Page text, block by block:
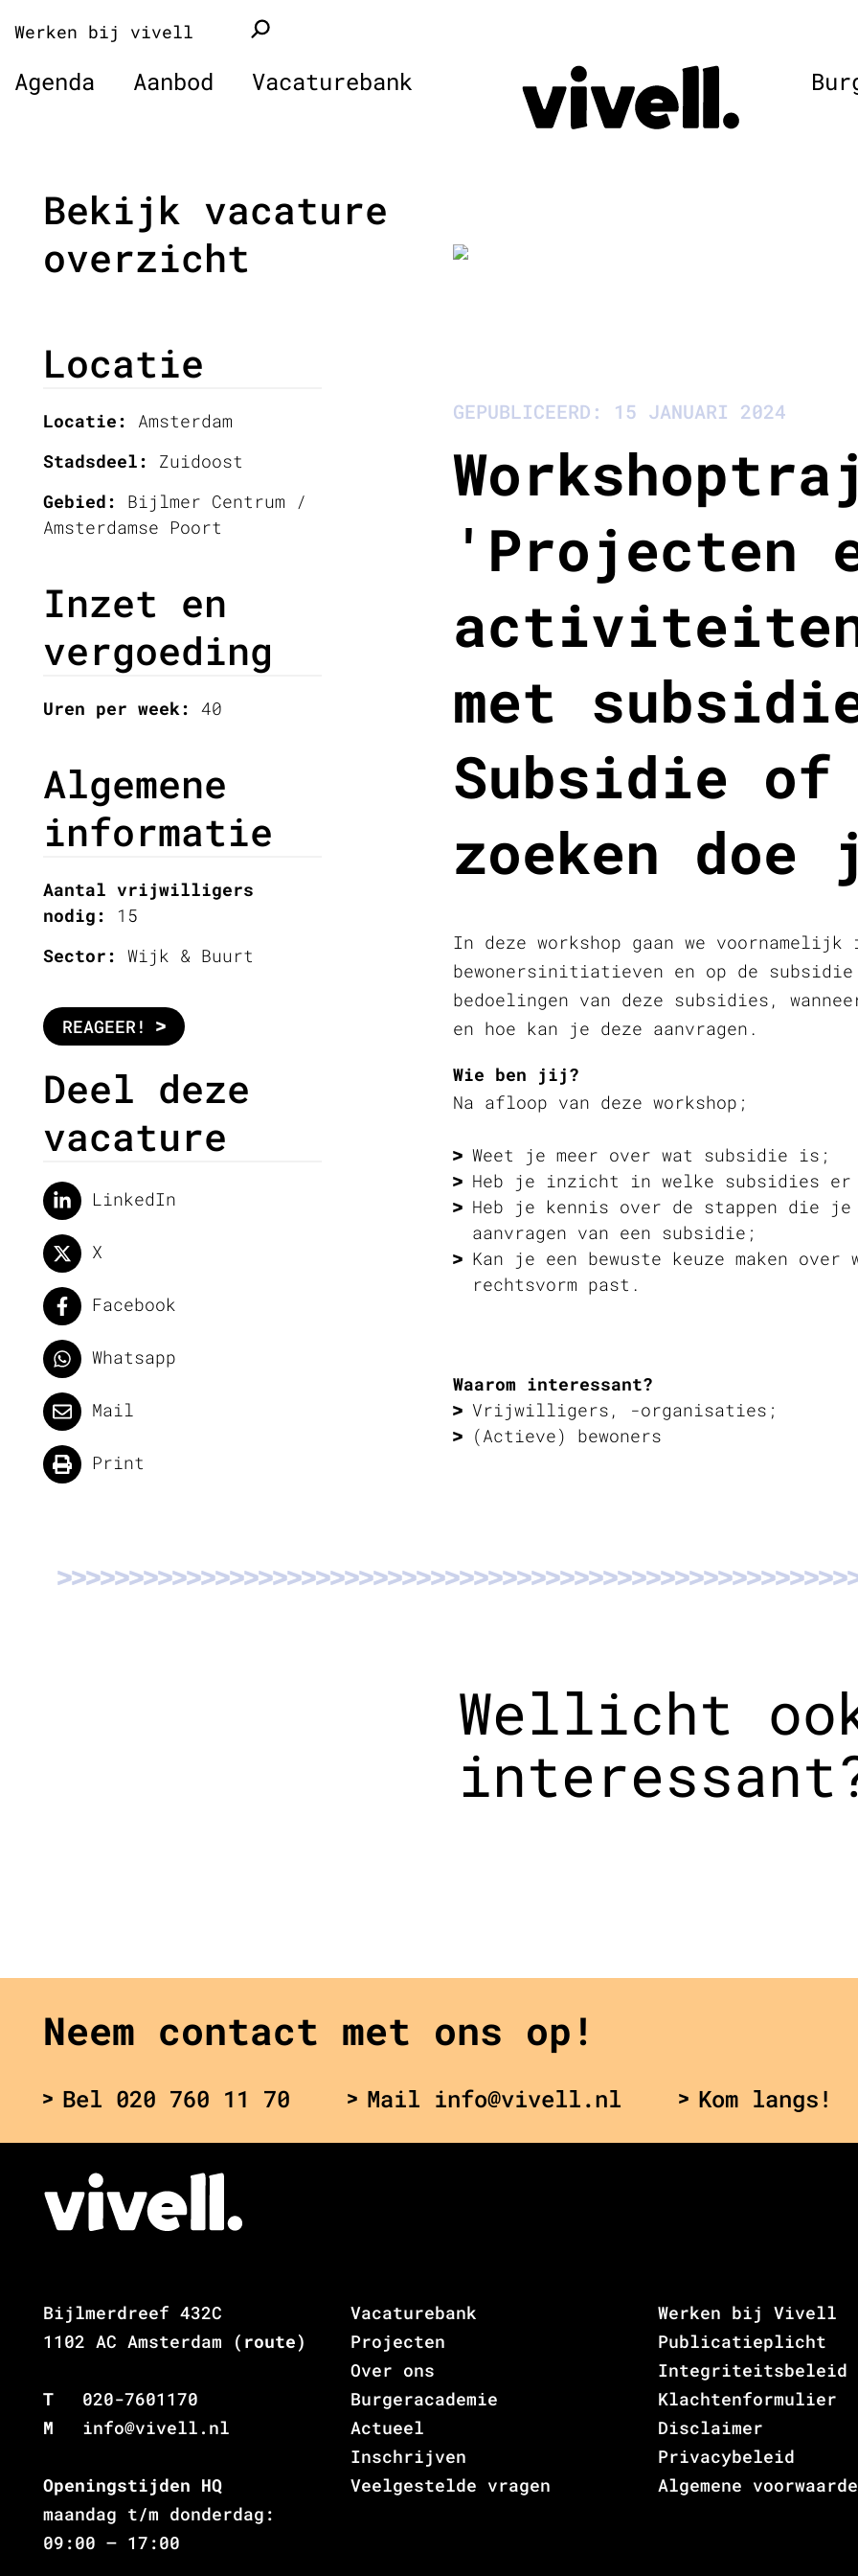
de
springen
Werken bij vivell
Agenda Aanbod Vacaturebank
Bekijk vacature
overzicht
Locatie
Locatie:
Amsterdam
Stadsdeel:
Zuidoost
Gebied:
Bijlmer Centrum /
Amsterdamse Poort
Inzet en
vergoeding
Uren per week: 40
Algemene
informatie
Aantal vrijwilligers
nodig:
15
Sector: Wijk & Buurt
REAGEER!
Deel deze
vacature
LinkedIn
X
Facebook
Whatsapp
Mail
Print
GEPUBLICEERD: 15 JANUARI 2024
'Projecten
met
Subsidie of
zoeken doe
In deze workshop gaan we
bewonersinitiatieven en op de
bedoelingen van deze subsidies,
en hoe kan je deze aanvragen.
Wie ben jij?
Na afloop van deze workshop;
Weet je meer over wat subsidie is;
Heb je inzicht in welke subsidies
Heb je kennis over de stappen die
aanvragen van een subsidie;
Kan je een bewuste keuze maken
rechtsvorm past.
Waarom interessant?
Vrijwilligers, -organisaties;
(Actieve) bewoners
Wellicht
Neem contact met ons op!
Bel 020 760 11 70 Mail info@vivell.nl Kom langs!
Bijlmerdreef 432C
1102 AC Amsterdam
(route)
T
020-7601170
M
info@vivell.nl
Openingstijden HQ
maandag t/m donderdag:
09:00 – 17:00
Vacaturebank
Projecten
Over ons
Burgeracademie
Actueel
Inschrijven
Veelgestelde vragen
Werken bij Vivell
Publicatieplicht
Integriteitsbeleid
Klachtenformulier
Disclaimer
Privacybeleid
Algemene